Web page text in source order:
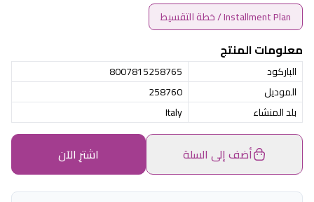
Installment Plan / خطة التقسيط
معلومات المنتج
الباركود
8007815258765
الموديل
258760
بلد المنشاء
Italy
أضف إلى السلة اشترِ الآن